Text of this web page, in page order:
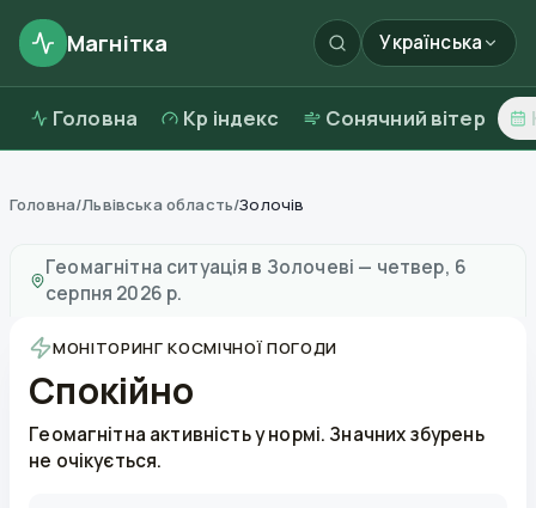
Магнітка Українська
Головна Kp індекс Сонячний вітер
Головна/Львівська область/Золочів
Геомагнітна ситуація в Золочеві — четвер, 6
серпня 2026 р.
МОНІТОРИНГ КОСМІЧНОЇ ПОГОДИ
Спокійно
Геомагнітна активність у нормі. Значних збурень
не очікується.